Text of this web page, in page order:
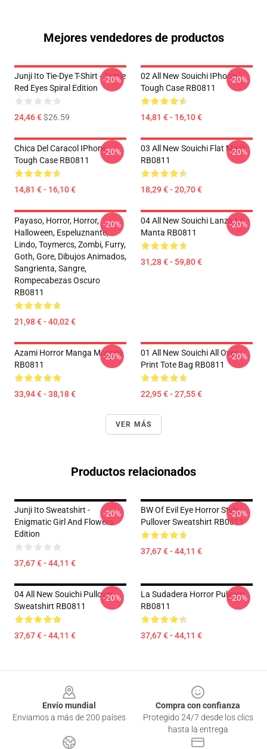
Mejores vendedores de productos
Junji Ito Tie-Dye T-Shirt - Tomie
Red Eyes Spiral Edition
24,46 €$26.59
-20%
02 All New Souichi IPhone
Tough Case RB0811
14,81 € - 16,10 €
-20%
Chica Del Caracol IPhone
Tough Case RB0811
14,81 € - 16,10 €
-20%
03 All New Souichi Flat Mask
RB0811
18,29 € - 20,70 €
-20%
Payaso, Horror, Horror,
Halloween, Espeluznante,
Lindo, Toymercs, Zombi, Furry,
Goth, Gore, Dibujos Animados,
Sangrienta, Sangre,
Rompecabezas Oscuro
RB0811
21,98 € - 40,02 €
-20%
04 All New Souichi Lanza La
Manta RB0811
31,28 € - 59,80 €
-20%
Azami Horror Manga Mochila
RB0811
33,94 € - 38,18 €
-20%
01 All New Souichi All Over
Print Tote Bag RB0811
22,95 € - 27,55 €
-20%
VER MÁS
Productos relacionados
Junji Ito Sweatshirt -
Enigmatic Girl And Flowers
Edition
37,67 € - 44,11 €
-20%
BW Of Evil Eye Horror Style
Pullover Sweatshirt RB0811
37,67 € - 44,11 €
-20%
04 All New Souichi Pullover
Sweatshirt RB0811
37,67 € - 44,11 €
-20%
La Sudadera Horror Pullover
RB0811
37,67 € - 44,11 €
-20%
Envío mundial
Enviamos a más de 200 países
Compra con confianza
Protegido 24/7 desde los clics
hasta la entrega